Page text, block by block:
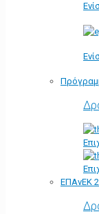
ΕΠΑνΕΚ